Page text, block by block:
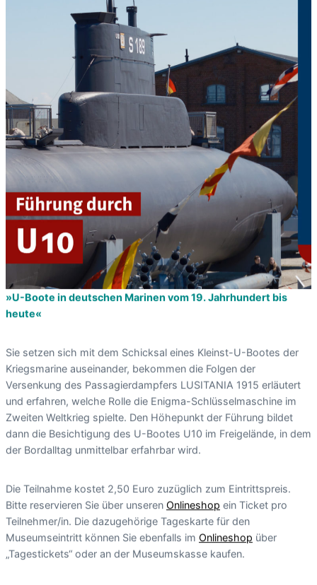
»U-Boote in deutschen Marinen vom 19. Jahrhundert bis
heute«
Sie setzen sich mit dem Schicksal eines Kleinst-U-Bootes der
Kriegsmarine auseinander, bekommen die Folgen der
Versenkung des Passagierdampfers LUSITANIA 1915 erläutert
und erfahren, welche Rolle die Enigma-Schlüsselmaschine im
Zweiten Weltkrieg spielte. Den Höhepunkt der Führung bildet
dann die Besichtigung des U-Bootes U10 im Freigelände, in dem
der Bordalltag unmittelbar erfahrbar wird.
Die Teilnahme kostet 2,50 Euro zuzüglich zum Eintrittspreis.
Bitte reservieren Sie über unseren Onlineshop ein Ticket pro
Teilnehmer/in. Die dazugehörige Tageskarte für den
Museumseintritt können Sie ebenfalls im Onlineshop über
„Tagestickets“ oder an der Museumskasse kaufen.